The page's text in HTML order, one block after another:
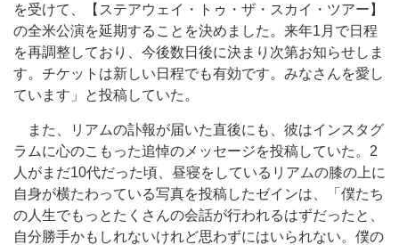
を受けて、【ステアウェイ・トゥ・ザ・スカイ・ツアー】
の全米公演を延期することを決めました。来年1月で日程
を再調整しており、今後数日後に決まり次第お知らせしま
す。チケットは新しい日程でも有効です。みなさんを愛し
ています」と投稿していた。
また、リアムの訃報が届いた直後にも、彼はインスタグ
ラムに心のこもった追悼のメッセージを投稿していた。2
人がまだ10代だった頃、昼寝をしているリアムの膝の上に
自身が横たわっている写真を投稿したゼインは、「僕たち
の人生でもっとたくさんの会話が行われるはずだったと、
自分勝手かもしれないけれど思わずにはいられない。僕の